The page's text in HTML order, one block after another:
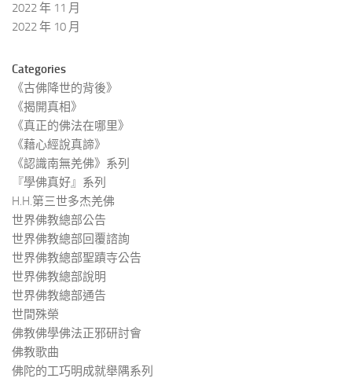
2022 年 11 月
2022 年 10 月
Categories
《古佛降世的背後》
《揭開真相》
《真正的佛法在哪里》
《藉心經說真諦》
《認識南無羌佛》系列
『學佛真好』系列
H.H.第三世多杰羌佛
世界佛教總部公告
世界佛教總部回覆諮詢
世界佛教總部聖蹟寺公告
世界佛教總部說明
世界佛教總部通告
世間殊榮
佛教佛學佛法正邪研討會
佛教歌曲
佛陀的工巧明成就舉隅系列